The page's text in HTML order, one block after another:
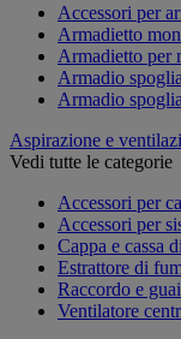
Accessori per
Armadietto
Armadietto per
Armadio
Armadio
Aspirazione e
Vedi tutte le categorie
Accessori per
Accessori per
Cappa e cassa
Estrattore di
Raccordo e
Ventilatore